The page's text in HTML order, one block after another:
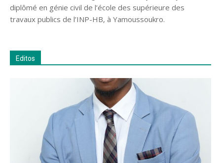
diplômé en génie civil de l’école des supérieure des
travaux publics de l’INP-HB, à Yamoussoukro.
Editos